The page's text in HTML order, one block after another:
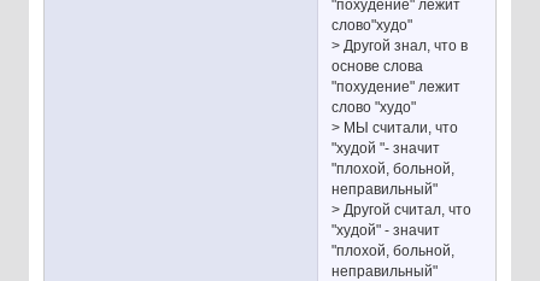
"похудение" лежит
слово"худо"
> Другой знал, что в
основе слова
"похудение" лежит
слово "худо"
> МЫ считали, что
"худой "- значит
"плохой, больной,
неправильный"
> Другой считал, что
"худой" - значит
"плохой, больной,
неправильный"